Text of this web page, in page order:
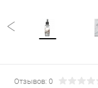
Отзывов: 0